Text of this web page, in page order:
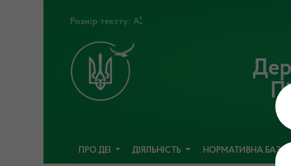
Розмір тексту:
ПРО ДЕІ ДІЯЛЬНІСТЬ НОРМАТИВНА БАЗА